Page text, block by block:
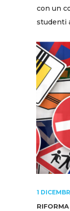
con un
studenti
1